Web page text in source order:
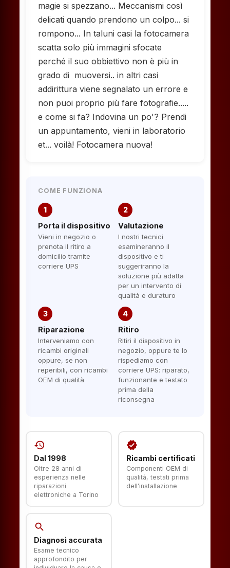
magie si spezzano... Meccanismi così
delicati quando prendono un colpo... si
rompono... In taluni casi la fotocamera
scatta solo più immagini sfocate
perché il suo obbiettivo non è più in
grado di muoversi.. in altri casi
addirittura viene segnalato un errore e
non puoi proprio più fare fotografie.....
e come si fa? Indovina un po'? Prendi
un appuntamento, vieni in laboratorio
et... voilà! Fotocamera nuova!
COME FUNZIONA
1
Porta il dispositivo
Vieni in negozio o
prenota il ritiro a
domicilio tramite
corriere UPS
2
Valutazione
I nostri tecnici
esamineranno il
dispositivo e ti
suggeriranno la
soluzione più adatta
per un intervento di
qualità e duraturo
3
Riparazione
Interveniamo con
ricambi originali
oppure, se non
reperibili, con ricambi
OEM di qualità
4
Ritiro
Ritiri il dispositivo in
negozio, oppure te lo
rispediamo con
corriere UPS: riparato,
funzionante e testato
prima della
riconsegna
history
Dal 1998
Oltre 28 anni di
esperienza nelle
riparazioni
elettroniche a Torino
verified
Ricambi certificati
Componenti OEM di
qualità, testati prima
dell'installazione
search
Diagnosi accurata
Esame tecnico
approfondito per